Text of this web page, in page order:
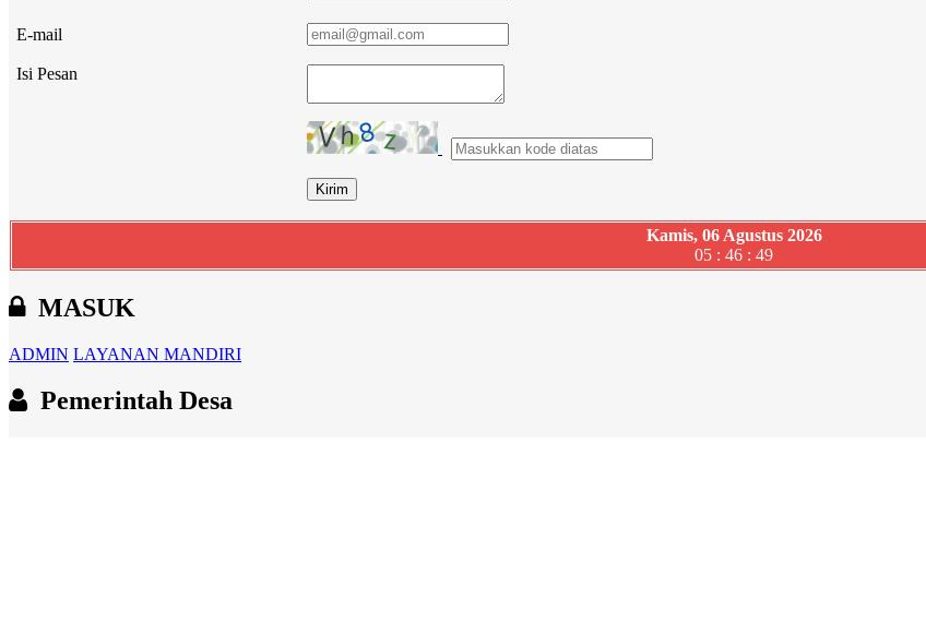
E-mail
Isi Pesan
Kamis, 06 Agustus 2026
05 : 46 : 50
MASUK
ADMIN LAYANAN MANDIRI
Pemerintah Desa